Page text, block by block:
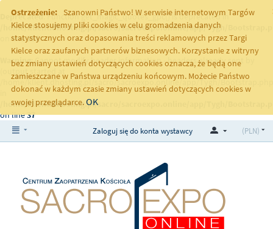
Deprecated: Function get_magic_quotes_gpc() is deprecated in
/home/klient.dhosting.pl/sacro/sacroexpo.online/app/Tygh/
on line251
Warning: Cannot modify header information - headers already sent by
(output started at
/home/klient.dhosting.pl/sacro/sacroexpo.online/app/Tygh/
/home/klient.dhosting.pl/sacro/sacroexpo.online/app/Tygh/
on line37
Ostrzeżenie:
Szanowni Państwo! W serwisie internetowym Targów
Kielce stosujemy pliki cookies w celu gromadzenia danych
statystycznych oraz dopasowania treści reklamowych przez Targi
Kielce oraz zaufanych partnerów biznesowych. Korzystanie z witryny
bez zmiany ustawień dotyczących cookies oznacza, że będą one
zamieszczane w Państwa urządzeniu końcowym. Możecie Państwo
dokonać w każdym czasie zmiany ustawień dotyczących cookies w
swojej przeglądarce.OK
(PLN)
Zaloguj się do konta wystawcy